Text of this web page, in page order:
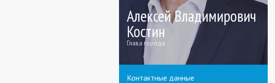
Алексей Владимирович
Костин
Глава города
Контактные данные